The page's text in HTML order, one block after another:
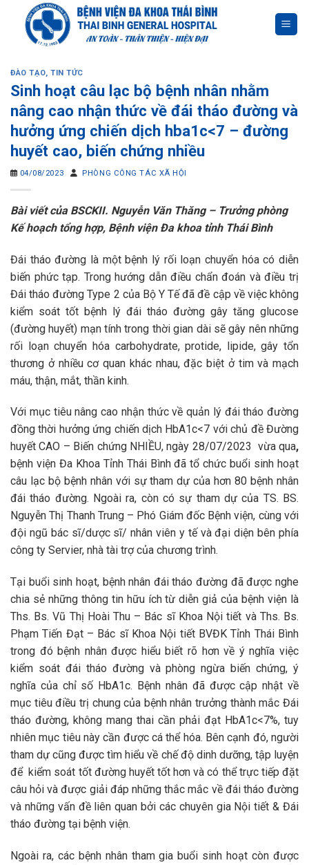
content
ĐÀO TẠO,TIN TỨC
Sinh hoạt câu lạc bộ bệnh nhân nhằm
nâng cao nhận thức về đái tháo đường và
hưởng ứng chiến dịch hba1c<7 – đường
huyết cao, biến chứng nhiều
04/08/2023 PHÒNG CÔNG TÁC XÃ HỘI
Bài viết của BSCKII. Nguyễn Văn Thăng – Trưởng phòng
Kế hoạch tổng hợp, Bệnh viện Đa khoa tỉnh Thái Bình
Đái tháo đường là một bệnh lý rối loạn chuyển hóa có diễn
biến phức tạp. Trong hướng dẫn điều chẩn đoán và điều trị
Đái tháo đường Type 2 của Bộ Y Tế đã đề cập về việc không
kiểm soát tốt bệnh lý đái tháo đường gây tăng glucose
(đường huyết) mạn tính trong thời gian dài sẽ gây nên những
rối loạn chuyển hóa carbohydrate, protide, lipide, gây tổn
thương ở nhiều cơ quan khác nhau, đặc biệt ở tim và mạch
máu, thận, mắt, thần kinh.
Với mục tiêu nâng cao nhận thức về quản lý đái tháo đường
đồng thời hưởng ứng chiến dịch HbA1c<7 với chủ đề Đường
huyết CAO – Biến chứng NHIỀU, ngày 28/07/2023 vừa qua,
bệnh viện Đa Khoa Tỉnh Thái Bình đã tổ chức buổi sinh hoạt
câu lạc bộ bệnh nhân với sự tham dự của hơn 80 bệnh nhân
đái tháo đường. Ngoài ra, còn có sự tham dự của TS. BS.
Nguyễn Thị Thanh Trung – Phó Giám đốc Bệnh viện, cùng với
đội ngũ bác sĩ/dược sĩ/ nhân viên y tế và đại diện bên phía
công ty Servier, nhà tài trợ của chương trình.
Tại buổi sinh hoạt, bệnh nhân đái tháo đường đã được nghe
chia sẻ những thông tin hữu ích từ diễn giả của bệnh viện là
Ths. Bs. Vũ Thị Hoài Thu – Bác sĩ Khoa Nội tiết và Ths. Bs.
Phạm Tiến Đạt – Bác sĩ Khoa Nội tiết BVĐK Tỉnh Thái Bình
trong đó bệnh nhân được hiểu biết rõ hơn về ý nghĩa việc
kiểm soát đái tháo đường và phòng ngừa biến chứng, ý
nghĩa của chỉ số HbA1c. Bệnh nhân đã được cập nhật về
mục tiêu điều trị chung của bệnh nhân trưởng thành mắc Đái
tháo đường, không mang thai cần phải đạt HbA1c<7%, tuy
nhiên mục tiêu này cần được cá thể hóa. Bên cạnh đó, người
tham dự cũng được tìm hiểu về chế độ dinh dưỡng, tập luyện
để kiểm soát tốt đường huyết tốt hơn và có thể trực tiếp đặt
câu hỏi và được giải đáp những thắc mắc về đái tháo đường
và những vấn đề liên quan bởi các chuyên gia Nội tiết & Đái
tháo đường tại bệnh viện.
Ngoài ra, các bệnh nhân tham gia buổi sinh hoạt còn được